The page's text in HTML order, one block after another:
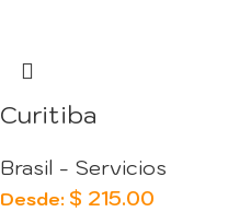
Curitiba
Brasil - Servicios
Desde: $ 215.00